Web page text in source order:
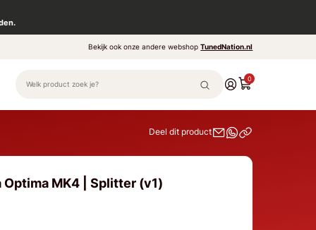
Bekijk ook onze andere webshopTunedNation.nl
0
Deel dit product
MK4 | Splitter (v1)